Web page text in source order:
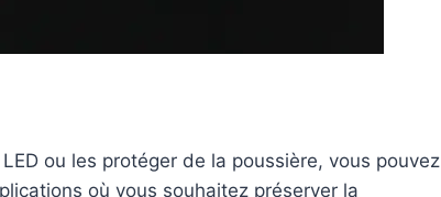
ou les protéger de la poussière, vous pouvez
où vous souhaitez préserver la